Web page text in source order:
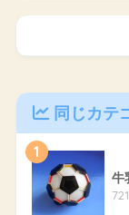
同じカテ
1
牛